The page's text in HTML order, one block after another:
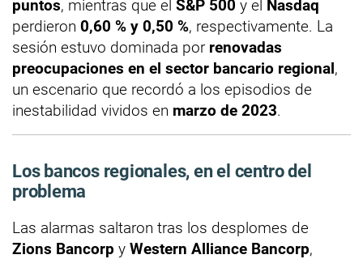
puntos, mientras que el S&P 500 y el
Nasdaq
perdieron 0,60 % y 0,50 %, respectivamente. La
sesión estuvo dominada por renovadas
preocupaciones en el sector bancario regional,
un escenario que recordó a los episodios de
inestabilidad vividos en marzo de 2023.
Los bancos regionales, en el centro del
problema
Las alarmas saltaron tras los desplomes de
Zions Bancorp y Western Alliance Bancorp,